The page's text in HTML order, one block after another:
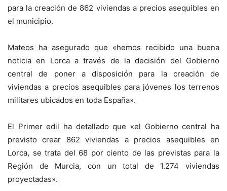
para la creación de 862 viviendas a precios asequibles en
el municipio.
Mateos ha asegurado que «hemos recibido una buena
noticia en Lorca a través de la decisión del Gobierno
central de poner a disposición para la creación de
viviendas a precios asequibles para jóvenes los terrenos
militares ubicados en toda España».
El Primer edil ha detallado que «el Gobierno central ha
previsto crear 862 viviendas a precios asequibles en
Lorca, se trata del 68 por ciento de las previstas para la
Región de Murcia, con un total de 1.274 viviendas
proyectadas».